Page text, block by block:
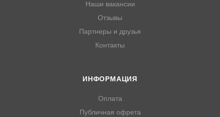
Наши вакансии
Отзывы
Партнеры и друзья
Контакты
ИНФОРМАЦИЯ
Оплата
Публичная офрета